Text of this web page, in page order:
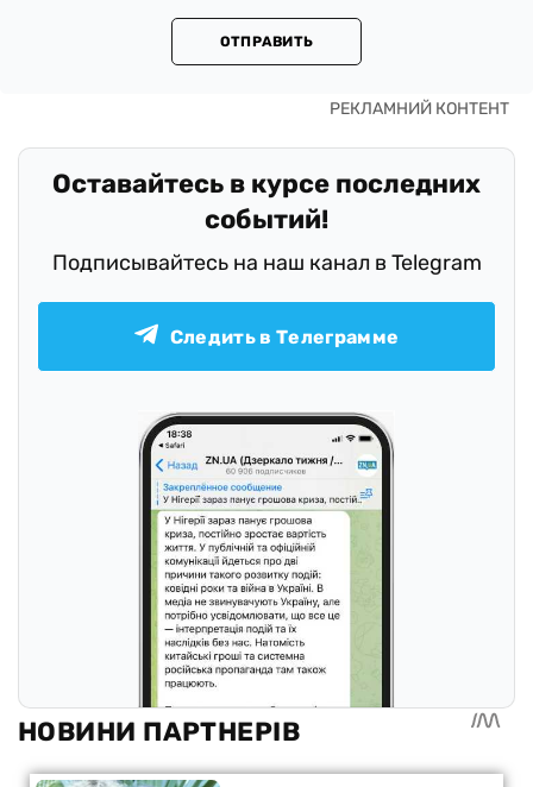
ОТПРАВИТЬ
Оставайтесь в курсе последних
событий!
Подписывайтесь на наш канал в Telegram
Следить в Телеграмме